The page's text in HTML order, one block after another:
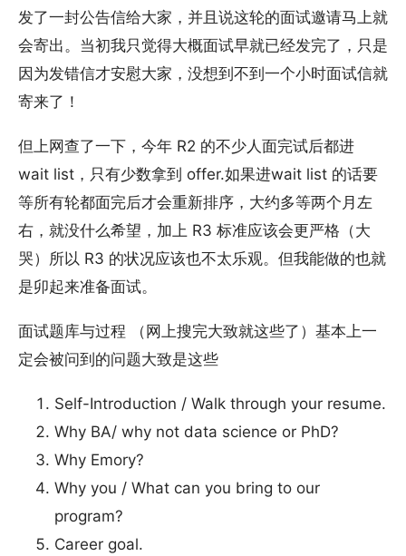
发了一封公告信给大家，并且说这轮的面试邀请马上就
会寄出。当初我只觉得大概面试早就已经发完了，只是
因为发错信才安慰大家，没想到不到一个小时面试信就
寄来了！
但上网查了一下，今年 R2 的不少人面完试后都进
wait list，只有少数拿到 offer.如果进wait list 的话要
等所有轮都面完后才会重新排序，大约多等两个月左
右，就没什么希望，加上 R3 标准应该会更严格（大
哭）所以 R3 的状况应该也不太乐观。但我能做的也就
是卯起来准备面试。
面试题库与过程 （网上搜完大致就这些了）基本上一
定会被问到的问题大致是这些
Self-Introduction / Walk through your resume.
Why BA/ why not data science or PhD?
Why Emory?
Why you / What can you bring to our
program?
Career goal.